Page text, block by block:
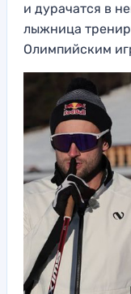
и дурачатся в
лыжница
Олимпийским